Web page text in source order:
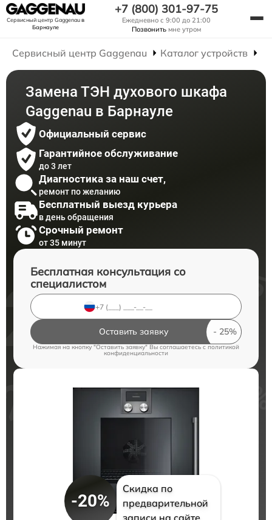
Сервисный центр Gaggenauв
Барнауле
+7 (800) 301-97-75
Ежедневно с 9:00 до 21:00
Позвонить мне утром
Сервисный центр Gaggenau Каталог устройств
Замена ТЭН духового шкафа
Gaggenau в Барнауле
Официальный сервис
Гарантийное обслуживание
до 3 лет
Диагностика за наш счет,
ремонт по желанию
Бесплатный выезд курьера
в день обращения
Срочный ремонт
от 35 минут
Бесплатная консультация со
специалистом
Оставить заявку
Нажимая на кнопку "Оставить заявку" Вы соглашаетесь cполитикой
конфиденциальности
-20%
Скидка по
предварительной
записи на сайте